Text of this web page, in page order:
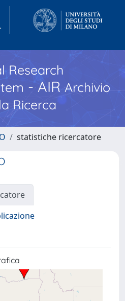
Research
- AIR Archivio
Ricerca
statistiche ricercatore